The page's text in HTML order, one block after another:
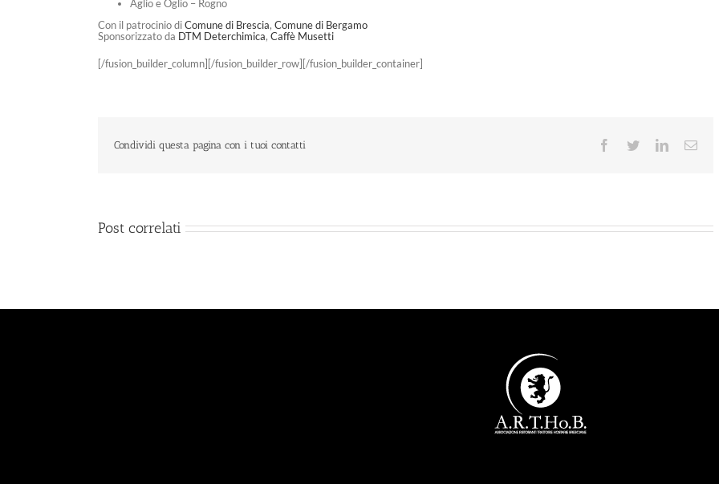
Aglio e Oglio – Rogno
Con il patrocinio diComune di Brescia, Comune di Bergamo
Sponsorizzato da DTM Deterchimica, Caffè Musetti
[/fusion_builder_column][/fusion_builder_row][/fusion_builder_container]
Condividi questa pagina con i tuoi contatti Facebook
TwitterLinkedIn
Post correlati